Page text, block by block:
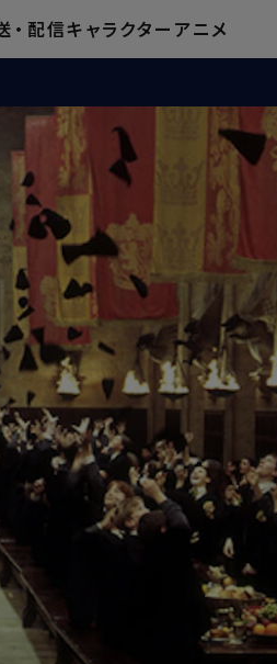
・ 配信キャラクター アニメ